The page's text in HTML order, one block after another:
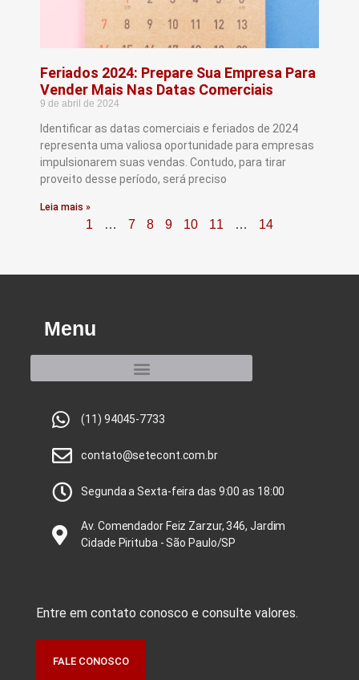
Feriados 2024: Prepare Sua Empresa Para
Vender Mais Nas Datas Comerciais
9 de abril de 2024
Identificar as datas comerciais e feriados de 2024
representa uma valiosa oportunidade para empresas
impulsionarem suas vendas. Contudo, para tirar
proveito desse período, será preciso
Leia mais »
1 … 7 8 9 10 11 … 14
Menu
(11) 94045-7733
contato@setecont.com.br
Segunda a Sexta-feira das 9:00 as 18:00
Av. Comendador Feiz Zarzur, 346, Jardim
Cidade Pirituba - São Paulo/SP
Entre em contato conosco e consulte valores.
FALE CONOSCO